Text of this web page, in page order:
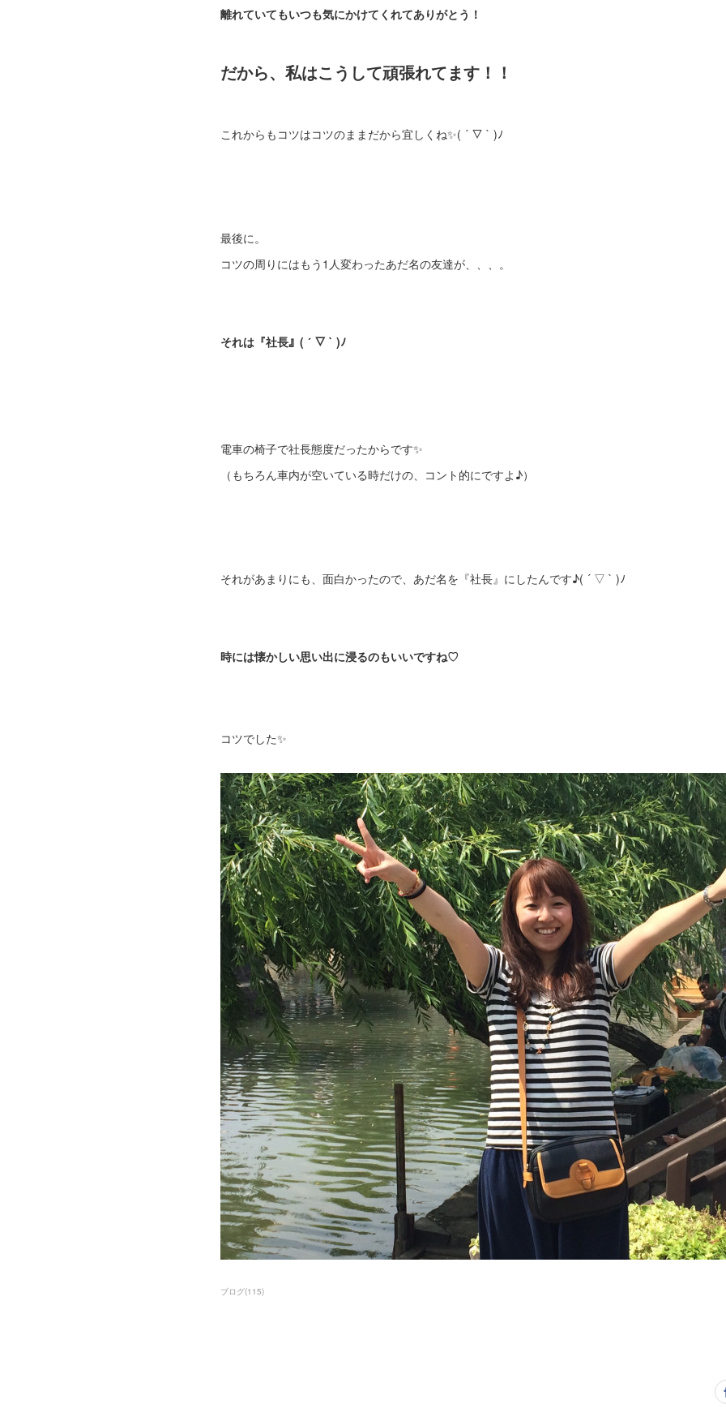
離れていてもいつも気にかけてくれてありがとう！
だから、私はこうして頑張れてます！！
これからもコツはコツのままだから宜しくね✨( ´ ▽ ` )ﾉ
最後に。
コツの周りにはもう1人変わったあだ名の友達が、、、。
それは『社長』( ´ ▽ ` )ﾉ
電車の椅子で社長態度だったからです✨
（もちろん車内が空いている時だけの、コント的にですよ♪）
それがあまりにも、面白かったので、あだ名を『社長』にしたんです♪( ´ ▽ ` )ﾉ
時には懐かしい思い出に浸るのもいいですね♡
コツでした✨
ブログ(115)